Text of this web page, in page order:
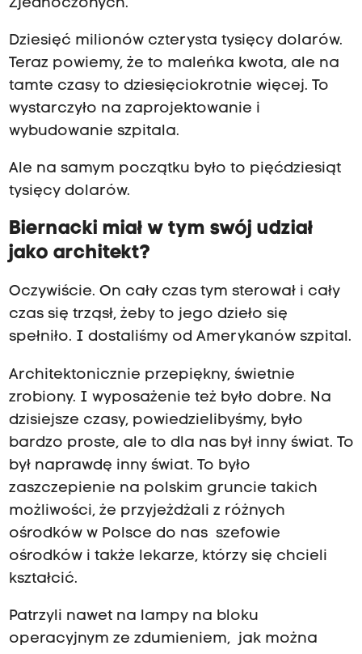
Zjednoczonych.
Dziesięć milionów czterysta tysięcy dolarów.
Teraz powiemy, że to maleńka kwota, ale na
tamte czasy to dziesięciokrotnie więcej. To
wystarczyło na zaprojektowanie i
wybudowanie szpitala.
Ale na samym początku było to pięćdziesiąt
tysięcy dolarów.
Biernacki miał w tym swój udział
jako architekt?
Oczywiście. On cały czas tym sterował i cały
czas się trząsł, żeby to jego dzieło się
spełniło. I dostaliśmy od Amerykanów szpital.
Architektonicznie przepiękny, świetnie
zrobiony. I wyposażenie też było dobre. Na
dzisiejsze czasy, powiedzielibyśmy, było
bardzo proste, ale to dla nas był inny świat. To
był naprawdę inny świat. To było
zaszczepienie na polskim gruncie takich
możliwości, że przyjeżdżali z różnych
ośrodków w Polsce do nas szefowie
ośrodków i także lekarze, którzy się chcieli
kształcić.
Patrzyli nawet na lampy na bloku
operacyjnym ze zdumieniem, jak można